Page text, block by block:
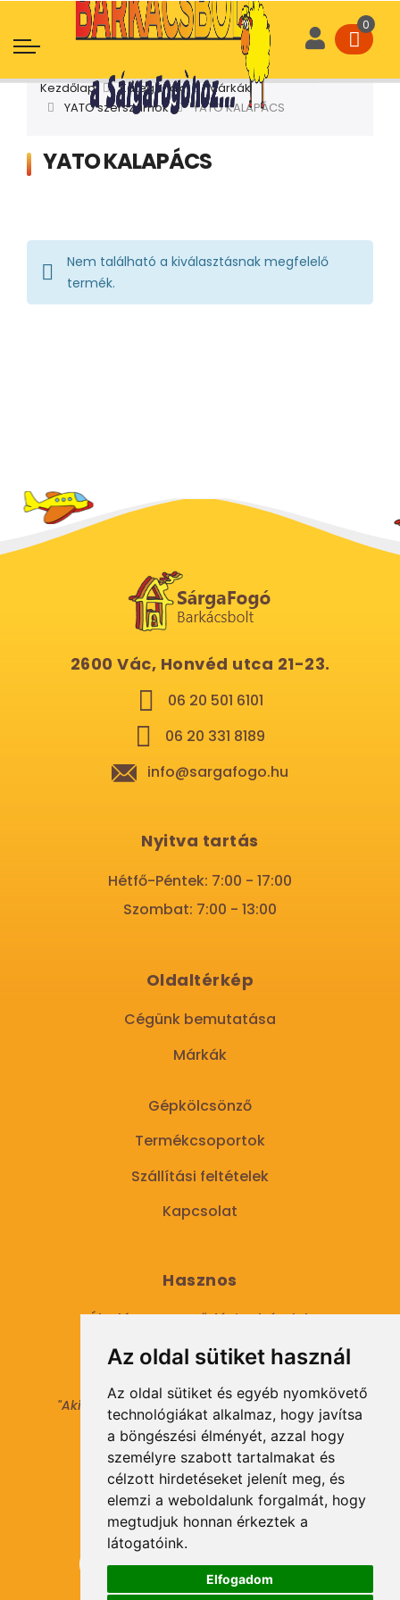
Az oldal sütiket használ
Az oldal sütiket és egyéb nyomkövető
technológiákat alkalmaz, hogy javítsa
a böngészési élményét, azzal hogy
személyre szabott tartalmakat és
célzott hirdetéseket jelenít meg, és
elemzi a weboldalunk forgalmát, hogy
megtudjuk honnan érkeztek a
látogatóink.
Elfogadom
Kezdőlap Kategóriák
Márkák
YATO szerszámok
YATO KALAPÁCS
YATO KALAPÁCS
Nem található a kiválasztásnak megfelelő
termék.
2600 Vác, Honvéd utca 21-23.
06 20 501 6101
06 20 331 8189
info@sargafogo.hu
Nyitva tartás
Hétfő-Péntek: 7:00 - 17:00
Szombat: 7:00 - 13:00
Oldaltérkép
Cégünk bemutatása
Márkák
Gépkölcsönző
Termékcsoportok
Szállítási feltételek
Kapcsolat
Hasznos
Általános Szerződési Feltételek
Adatkezelési tájékoztató
"Aki másokat nem tesz gazdaggá, maga sem
válhat azzá."
© 2021 Minden jog fenntartva.
Hírlevél Feliratkozás